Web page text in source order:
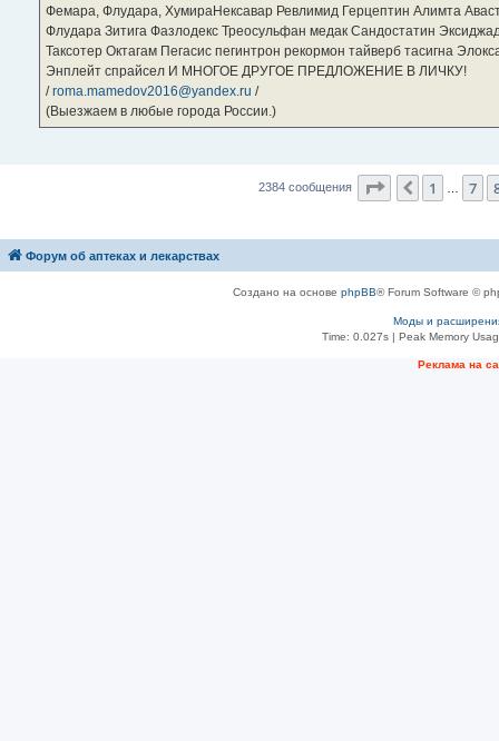
Фемара, Флудара, ХумираНексавар Ревлимид Герцептин Алимта
Флудара Зитига Фазлодекс Треосульфан медак Сандостатин
Таксотер Октагам Пегасис пегинтрон рекормон тайверб тасигна
Энплейт спрайсел И МНОГОЕ ДРУГОЕ ПРЕДЛОЖЕНИЕ В ЛИЧКУ!
/roma.mamedov2016@yandex.ru /
(Выезжаем в любые города России.)
2384 сообщения Страница из
Пред.
1 7
Форум об аптеках и лекарствах
Создано на основе phpBB® Forum Software ©
Моды и
Time: 0.027s| Peak Memory
Рeклама на